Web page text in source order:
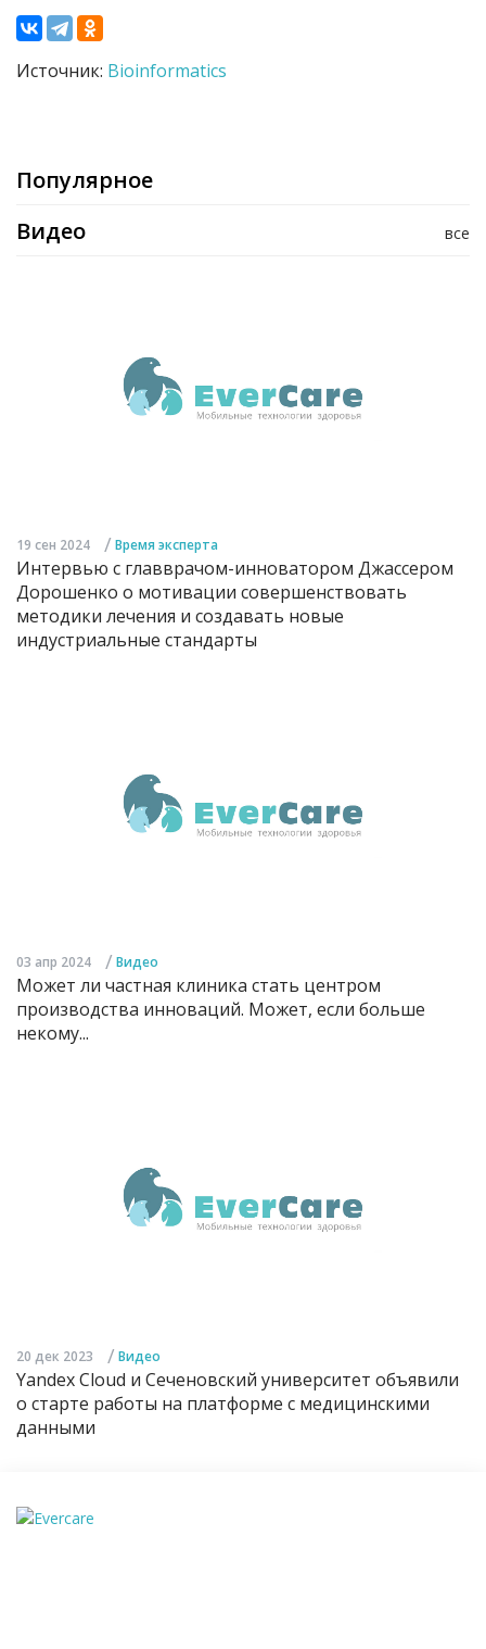
Источник: Bioinformatics
Популярное
все
Видео
19 сен 2024 / Время эксперта
Интервью с главврачом-инноватором Джассером
Дорошенко о мотивации совершенствовать
методики лечения и создавать новые
индустриальные стандарты
03 апр 2024 / Видео
Может ли частная клиника стать центром
производства инноваций. Может, если больше
некому...
20 дек 2023 / Видео
Yandex Cloud и Сеченовский университет объявили
о старте работы на платформе с медицинскими
данными